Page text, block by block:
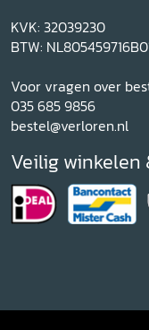
KVK: 32039230
BTW:
Voor vragen over
035 685 9856
bestel@verloren.nl
Veilig winkelen